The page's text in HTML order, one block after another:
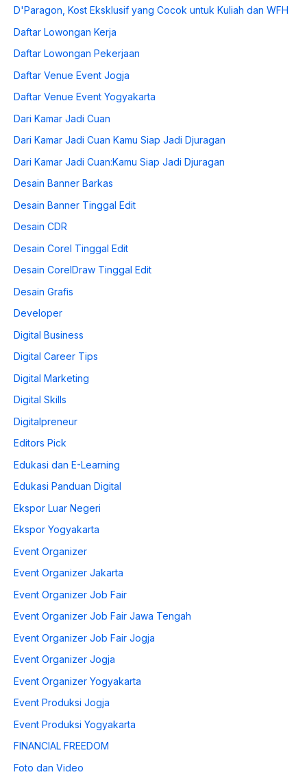
D'Paragon, Kost Eksklusif yang Cocok untuk Kuliah dan WFH
Daftar Lowongan Kerja
Daftar Lowongan Pekerjaan
Daftar Venue Event Jogja
Daftar Venue Event Yogyakarta
Dari Kamar Jadi Cuan
Dari Kamar Jadi Cuan Kamu Siap Jadi Djuragan
Dari Kamar Jadi Cuan:Kamu Siap Jadi Djuragan
Desain Banner Barkas
Desain Banner Tinggal Edit
Desain CDR
Desain Corel Tinggal Edit
Desain CorelDraw Tinggal Edit
Desain Grafis
Developer
Digital Business
Digital Career Tips
Digital Marketing
Digital Skills
Digitalpreneur
Editors Pick
Edukasi dan E-Learning
Edukasi Panduan Digital
Ekspor Luar Negeri
Ekspor Yogyakarta
Event Organizer
Event Organizer Jakarta
Event Organizer Job Fair
Event Organizer Job Fair Jawa Tengah
Event Organizer Job Fair Jogja
Event Organizer Jogja
Event Organizer Yogyakarta
Event Produksi Jogja
Event Produksi Yogyakarta
FINANCIAL FREEDOM
Foto dan Video